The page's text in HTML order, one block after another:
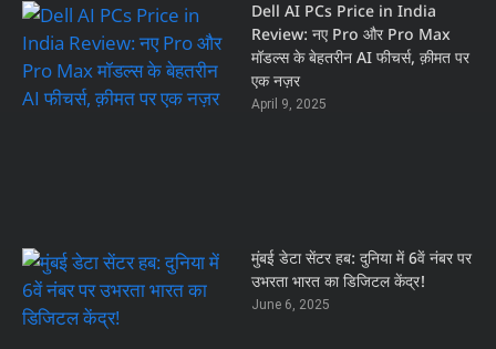
Dell AI PCs Price in India
Review: नए Pro और Pro Max
मॉडल्स के बेहतरीन AI फीचर्स, क़ीमत पर
एक नज़र
April 9, 2025
मुंबई डेटा सेंटर हब: दुनिया में 6वें नंबर पर
उभरता भारत का डिजिटल केंद्र!
June 6, 2025